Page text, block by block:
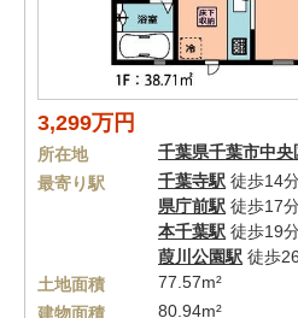
3,299万円
所在地 千葉県千葉市中央
最寄り駅
千葉寺駅 徒歩14
県庁前駅 徒歩17
本千葉駅 徒歩19
葭川公園駅 徒歩
土地面積
77.57m²
建物面積
80.94m²